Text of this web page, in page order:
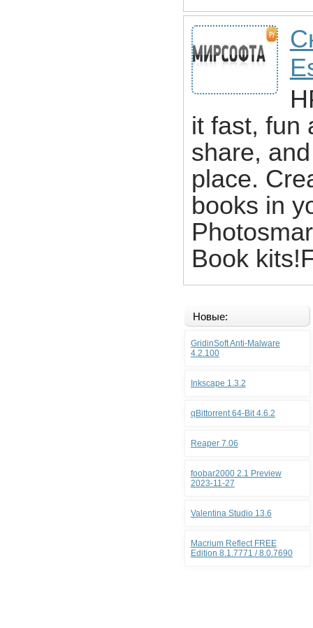
it fast, fun
share,
place.
books in
Book
Новые:
GridinSoft Anti-Malware
4.2.100
Inkscape 1.3.2
qBittorrent 64-Bit 4.6.2
Reaper 7.06
foobar2000 2.1 Preview
2023-11-27
Valentina Studio 13.6
Macrium Reflect FREE
Edition 8.1.7771 / 8.0.7690